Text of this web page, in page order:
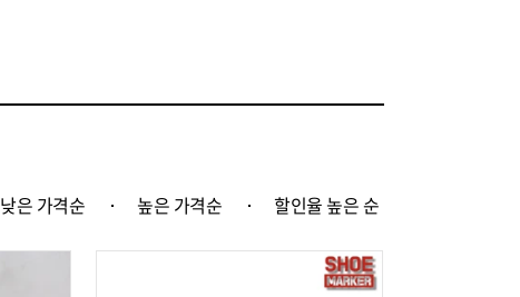
낮은 가격순 높은 가격순 할인율 높은 순